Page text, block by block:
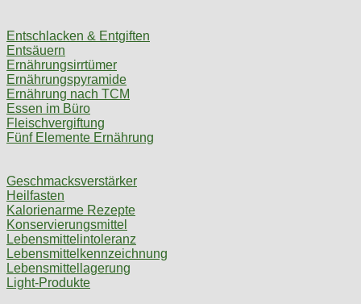
Entschlacken & Entgiften
Entsäuern
Ernährungsirrtümer
Ernährungspyramide
Ernährung nach TCM
Essen im Büro
Fleischvergiftung
Fünf Elemente Ernährung
Geschmacksverstärker
Heilfasten
Kalorienarme Rezepte
Konservierungsmittel
Lebensmittelintoleranz
Lebensmittelkennzeichnung
Lebensmittellagerung
Light-Produkte